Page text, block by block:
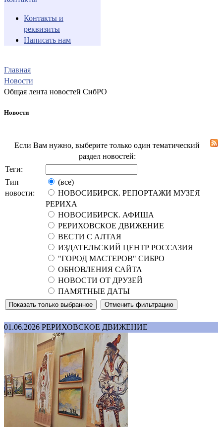
Контакты и
реквизиты
Написать нам
Главная
Новости
Общая лента новостей СибРО
Новости
Если Вам нужно, выберите только один тематический
раздел новостей:
Теги:
Тип
новости:
(все)
НОВОСИБИРСК. РЕПОРТАЖИ МУЗЕЯ
РЕРИХА
НОВОСИБИРСК. АФИША
РЕРИХОВСКОЕ ДВИЖЕНИЕ
ВЕСТИ С АЛТАЯ
ИЗДАТЕЛЬСКИЙ ЦЕНТР РОССАЗИЯ
"ГОРОД МАСТЕРОВ" СИБРО
ОБНОВЛЕНИЯ САЙТА
НОВОСТИ ОТ ДРУЗЕЙ
ПАМЯТНЫЕ ДАТЫ
01.06.2026 РЕРИХОВСКОЕ ДВИЖЕНИЕ